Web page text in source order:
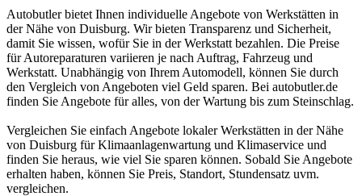
Autobutler bietet Ihnen individuelle Angebote von Werkstätten in
der Nähe von Duisburg. Wir bieten Transparenz und Sicherheit,
damit Sie wissen, wofür Sie in der Werkstatt bezahlen. Die Preise
für Autoreparaturen variieren je nach Auftrag, Fahrzeug und
Werkstatt. Unabhängig von Ihrem Automodell, können Sie durch
den Vergleich von Angeboten viel Geld sparen. Bei autobutler.de
finden Sie Angebote für alles, von der Wartung bis zum Steinschlag.
Vergleichen Sie einfach Angebote lokaler Werkstätten in der Nähe
von Duisburg für Klimaanlagenwartung und Klimaservice und
finden Sie heraus, wie viel Sie sparen können. Sobald Sie Angebote
erhalten haben, können Sie Preis, Standort, Stundensatz uvm.
vergleichen.